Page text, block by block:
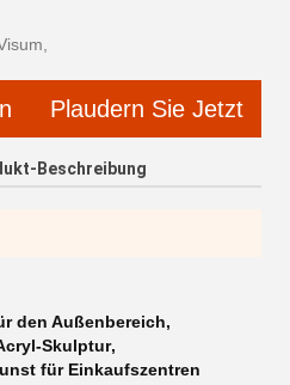
Plaudern Sie Jetzt
Beschreibung
den Außenbereich,
Skulptur,
für Einkaufszentren